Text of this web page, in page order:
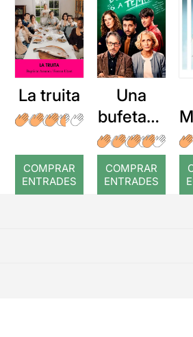
La truita
COMPRAR
ENTRADES
Una
bufetada
a temps
COMPRAR
ENTRADES